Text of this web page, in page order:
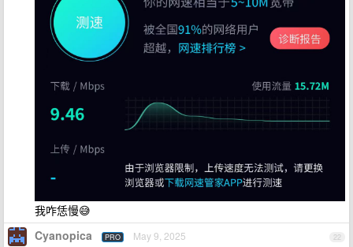
我咋恁慢😅
22
Cyanopica PRO May 9, 2025